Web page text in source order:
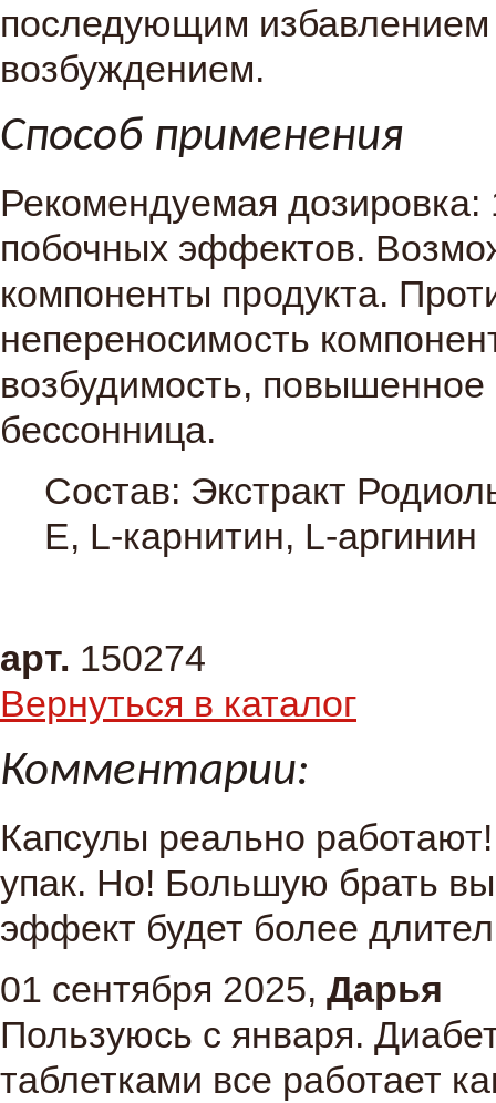
последующим избавлением
возбуждением.
Способ применения
Рекомендуемая
побочных эффектов.
компоненты продукта.
непереносимость
возбудимость,
бессонница.
Состав: Экстракт
Е, L-карнитин, L-аргинин
арт. 150274
Вернуться в каталог
Комментарии:
Капсулы реально
упак. Но! Большую брать
эффект будет более
01 сентября 2025, Дарья
Пользуюсь с января.
таблетками все работает